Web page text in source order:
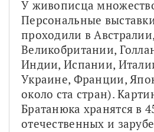
У живописца
Персональные
проходили в
Великобритании,
Индии, Испании,
Украине, Франции,
около ста стран).
Братанюка хранятся в
отечественных и